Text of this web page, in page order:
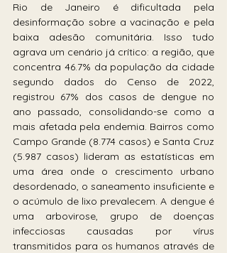
Rio de Janeiro é dificultada pela
desinformação sobre a vacinação e pela
baixa adesão comunitária. Isso tudo
agrava um cenário já crítico: a região, que
concentra 46.7% da população da cidade
segundo dados do Censo de 2022,
registrou 67% dos casos de dengue no
ano passado, consolidando-se como a
mais afetada pela endemia. Bairros como
Campo Grande (8.774 casos) e Santa Cruz
(5.987 casos) lideram as estatísticas em
uma área onde o crescimento urbano
desordenado, o saneamento insuficiente e
o acúmulo de lixo prevalecem. A dengue é
uma arbovirose, grupo de doenças
infecciosas causadas por vírus
transmitidos para os humanos através de